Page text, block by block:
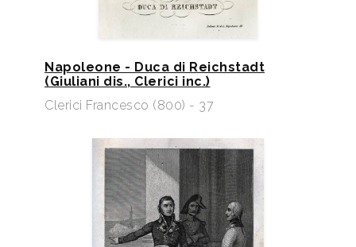
Napoleone - Duca di Reichstadt
(Giuliani dis., Clerici inc.)
Clerici Francesco (800) - 37